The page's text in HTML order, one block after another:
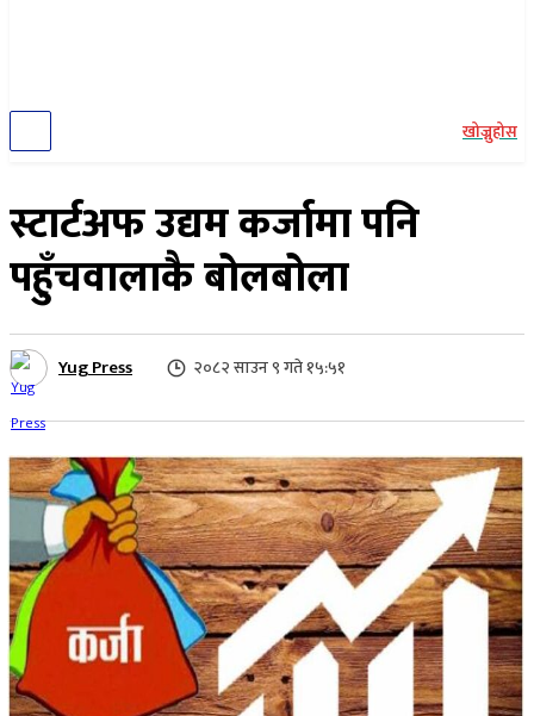
खोज्नुहोस
स्टार्टअफ उद्यम कर्जामा पनि
पहुँचवालाकै बोलबोला
Yug Press २०८२ साउन ९ गते १५:५१